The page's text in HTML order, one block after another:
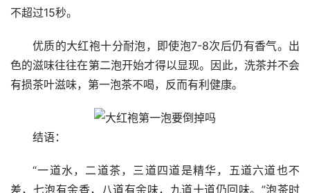
不超过15秒。
优质的大红袍十分耐泡，即使泡7-8次后仍有香气。出
色的滋味往往在第二泡开始才得以显现。因此，洗茶并不会
有损茶叶滋味，第一泡茶不喝，反而有利健康。
结语：
“一道水，二道茶，三道四道是精华，五道六道也不
差，七泡有余香，八道有余味，九道十道仍回味。”泡茶时